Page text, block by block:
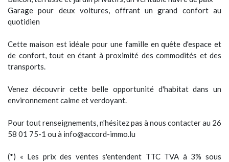
Garage pour deux voitures, offrant un grand confort au
quotidien
Cette maison est idéale pour une famille en quête d'espace et
de confort, tout en étant à proximité des commodités et des
transports.
Venez découvrir cette belle opportunité d'habitat dans un
environnement calme et verdoyant.
Pour tout renseignements, n'hésitez pas à nous contacter au 26
58 01 75-1 ou à info@accord-immo.lu
(*) « Les prix des ventes s'entendent TTC TVA à 3% sous